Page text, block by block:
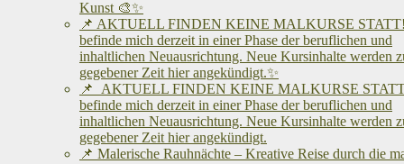
Kunst 🎨✨
📌 AKTUELL FINDEN KEINE MALKURSE
befinde mich derzeit in einer Phase der beruflichen und
inhaltlichen Neuausrichtung. Neue Kursinhalte werden
gegebener Zeit hier angekündigt.✨
📌 AKTUELL FINDEN KEINE MALKURSE
befinde mich derzeit in einer Phase der beruflichen und
inhaltlichen Neuausrichtung. Neue Kursinhalte werden
gegebener Zeit hier angekündigt.
📌 Malerische Rauhnächte – Kreative Reise durch die